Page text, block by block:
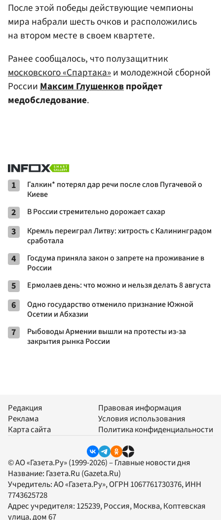
После этой победы действующие чемпионы
мира набрали шесть очков и расположились
на втором месте в своем квартете.
Ранее сообщалось, что полузащитник
московского «Спартака»и молодежной сборной
РоссииМаксим Глушенковпройдет
медобследование.
1
Галкин* потерял дар речи после слов Пугачевой о
Киеве
2 В России стремительно дорожает сахар
3
Кремль переиграл Литву: хитрость с Калининградом
сработала
4
Госдума приняла закон о запрете на проживание в
России
5 Ермолаев день: что можно и нельзя делать 8 августа
6
Одно государство отменило признание Южной
Осетии и Абхазии
7
Рыбоводы Армении вышли на протесты из-за
закрытия рынка России
Редакция
Реклама
Карта сайта
Правовая информация
Условия использования
Политика конфиденциальности
© АО «Газета.Ру» (1999-2026) – Главные новости дня
Название: Газета.Ru (Gazeta.Ru)
Учредитель:АО «Газета.Ру», ОГРН 1067761730376, ИНН
7743625728
Адрес учредителя: 125239, Россия, Москва, Коптевская
улица, дом 67